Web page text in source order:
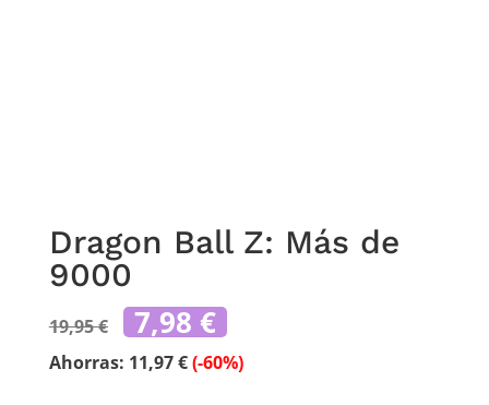
Dragon Ball Z: Más de
9000
19,95€ El
precio
original
era:
7,98 € El
precio
actual
es:
Ahorras: 11,97€(-60%)